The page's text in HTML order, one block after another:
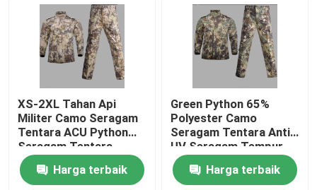
Tur Pabrik
Kontrol kualitas
Hubungi kami
Permintaan Penawaran
XS-2XL Tahan Api
Militer Camo Seragam
Tentara ACU Python
Seragam Tentara
Gurun
Harga terbaik
Green Python 65%
Polyester Camo
Seragam Tentara Anti
UV Seragam Tempur
Militer
Harga terbaik